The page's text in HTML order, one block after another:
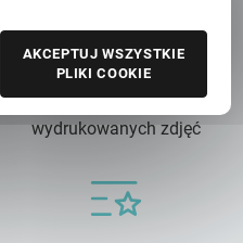
90 mln+
wydrukowanych zdjęć
AKCEPTUJ WSZYSTKIE
PLIKI COOKIE